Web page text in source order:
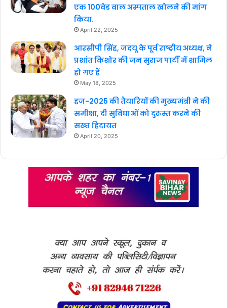
एक 100वेड वाल अस्पताल खोलने की मांग
किया.
April 22, 2025
आरसीपी सिंह, जदयू के पूर्व राष्ट्रीय अध्यक्ष, ने
प्रशांत किशोर की जन सुराज पार्टी में शामिल
हो गए हैं
May 18, 2025
हज-2025 की तैयारियों की मुख्यमंत्री ने की
समीक्षा, दी सुविधाओं को दुरुस्त करने की
सख्त हिदायत
April 20, 2025